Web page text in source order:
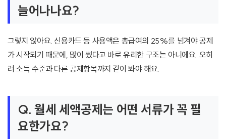
늘어나나요?
그렇지 않아요. 신용카드 등 사용액은 총급여의 25%를 넘겨야 공제
가 시작되기 때문에, 많이 썼다고 바로 유리한 구조는 아니에요. 오히
려 소득 수준과 다른 공제항목까지 같이 봐야 해요.
Q. 월세 세액공제는 어떤 서류가 꼭 필
요한가요?